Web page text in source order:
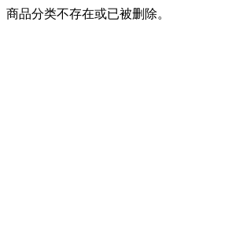
商品分类不存在或已被删除。